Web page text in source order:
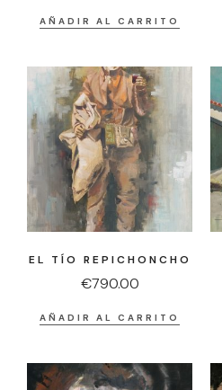
AÑADIR AL CARRITO
EL TÍO REPICHONCHO
€790.00
AÑADIR AL CARRITO